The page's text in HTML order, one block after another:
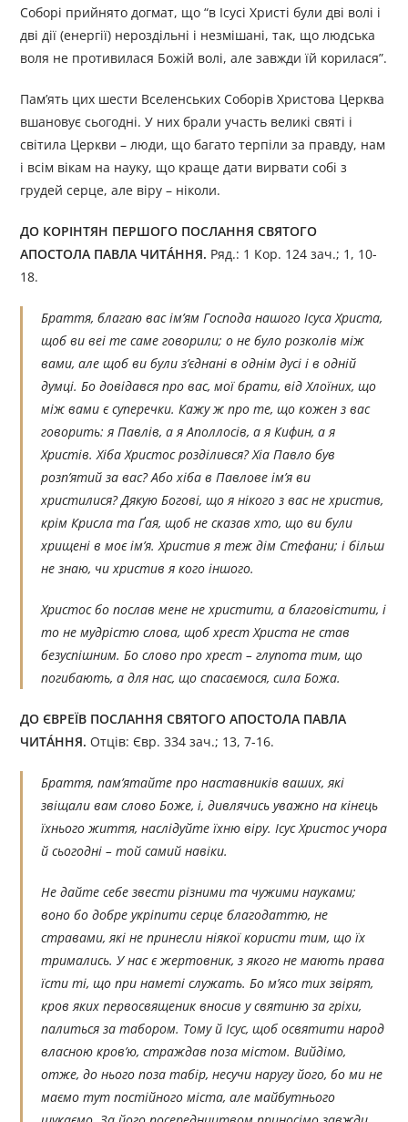
Соборі прийнято догмат, що “в Ісусі Христі були дві волі і
дві дії (енергії) нероздільні і незмішані, так, що людська
воля не противилася Божій волі, але завжди їй корилася”.
Пам’ять цих шести Вселенських Соборів Христова Церква
вшановує сьогодні. У них брали участь великі святі і
світила Церкви – люди, що багато терпіли за правду, нам
і всім вікам на науку, що краще дати вирвати собі з
грудей серце, але віру – ніколи.
ДО КОРІНТЯН ПЕРШОГО ПОСЛАННЯ СВЯТОГО
АПОСТОЛА ПАВЛА ЧИТÁННЯ. Ряд.: 1 Кор. 124 зач.; 1, 10-
18.
Браття, благаю вас ім’ям Господа нашого Ісуса Христа,
щоб ви веі те саме говорили; о не було розколів між
вами, але щоб ви були з’єднані в однім дусі і в одній
думці. Бо довідався про вас, мої брати, від Хлоїних, що
між вами є суперечки. Кажу ж про те, що кожен з вас
говорить: я Павлів, а я Аполлосів, а я Кифин, а я
Христів. Хіба Христос розділився? Хіа Павло був
розп’ятий за вас? Або хіба в Павлове ім’я ви
христилися? Дякую Богові, що я нікого з вас не христив,
крім Крисла та Ґая, щоб не сказав хто, що ви були
хрищені в моє ім’я. Христив я теж дім Стефани; і більш
не знаю, чи христив я кого іншого.
Христос бо послав мене не христити, а благовістити, і
то не мудрістю слова, щоб хрест Христа не став
безуспішним. Бо слово про хрест – глупота тим, що
погибають, а для нас, що спасаємося, сила Божа.
ДО ЄВРЕЇВ ПОСЛАННЯ СВЯТОГО АПОСТОЛА ПАВЛА
ЧИТÁННЯ. Отців: Євр. 334 зач.; 13, 7-16.
Браття, пам’ятайте про наставників ваших, які
звіщали вам слово Боже, і, дивлячись уважно на кінець
їхнього життя, наслідуйте їхню віру. Ісус Христос учора
й сьогодні – той самий навіки.
Не дайте себе звести різними та чужими науками;
воно бо добре укріпити серце благодаттю, не
стравами, які не принесли ніякої користи тим, що їх
тримались. У нас є жертовник, з якого не мають права
їсти ті, що при наметі служать. Бо м’ясо тих звірят,
кров яких первосвященик вносив у святиню за гріхи,
палиться за табором. Тому й Ісус, щоб освятити народ
власною кров’ю, страждав поза містом. Вийдімо,
отже, до нього поза табір, несучи наругу його, бо ми не
маємо тут постійного міста, але майбутнього